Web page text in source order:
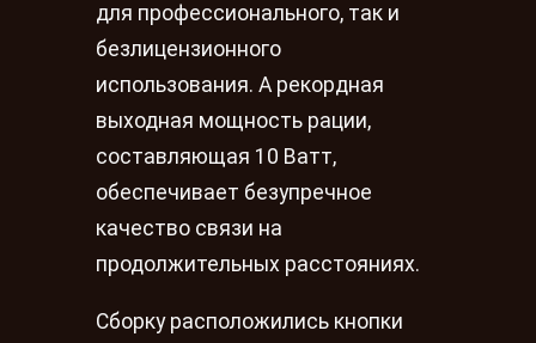
для профессионального, так и
безлицензионного
использования. А рекордная
выходная мощность рации,
составляющая 10 Ватт,
обеспечивает безупречное
качество связи на
продолжительных расстояниях.
Сборку расположились кнопки